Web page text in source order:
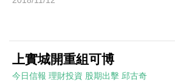
上實城開重組可博
今日信報 理財投資 股期出擊 邱古奇